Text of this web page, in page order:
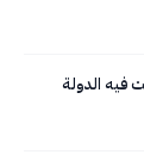
فيه الدولة